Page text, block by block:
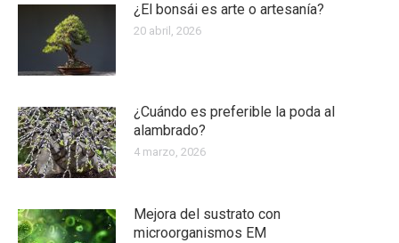
¿El bonsái es arte o artesanía?
20 abril, 2026
¿Cuándo es preferible la poda al
alambrado?
4 marzo, 2026
Mejora del sustrato con
microorganismos EM